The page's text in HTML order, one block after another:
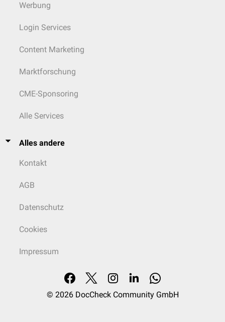
Werbung
Login Services
Content Marketing
Marktforschung
CME-Sponsoring
Alle Services
Alles andere
Kontakt
AGB
Datenschutz
Cookies
Impressum
© 2026 DocCheck Community GmbH